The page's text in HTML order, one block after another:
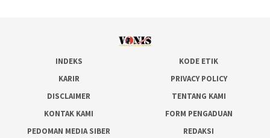
INDEKS
KODE ETIK
KARIR
PRIVACY POLICY
DISCLAIMER
TENTANG KAMI
KONTAK KAMI
FORM PENGADUAN
PEDOMAN MEDIA SIBER
REDAKSI